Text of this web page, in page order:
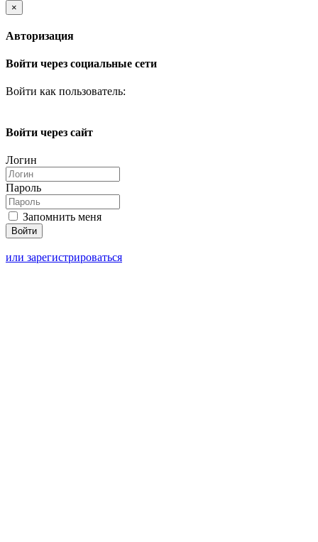
×
Авторизация
Войти через социальные сети
Войти как пользователь:
Войти через сайт
Логин
Пароль
Запомнить меня
или зарегистрироваться